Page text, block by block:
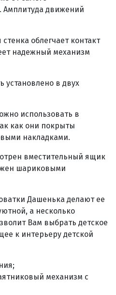
Амплитуда движений
облегчает контакт
надежный механизм
установлено в двух
использовать в
как они покрыты
накладками.
вместительный ящик
шариковыми
Дашенька делают ее
а несколько
Вам выбрать детское
к интерьеру детской
механизм с